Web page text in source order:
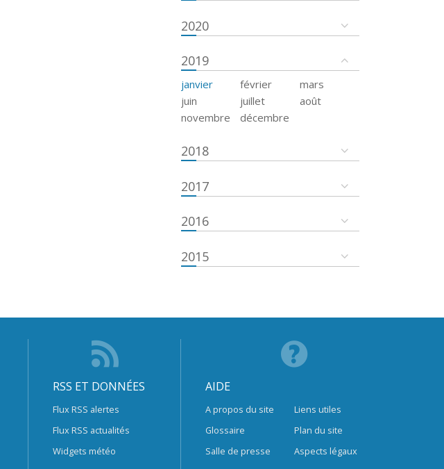
2020
2019
janvier février
mars
juin
juillet
août
novembre
décembre
2018
2017
2016
2015
RSS ET DONNÉES
Flux RSS alertes
Flux RSS actualités
Widgets météo
AIDE
A propos du site
Glossaire
Salle de presse
Liens utiles
Plan du site
Aspects légaux